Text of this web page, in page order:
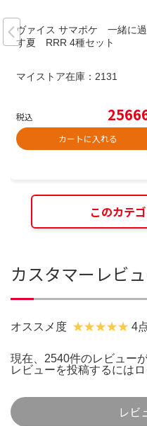
ヴァイス サマポケ 一緒に
す夏 RRR 4種セット
マイストア在庫： 2131
税込
カートに入れる
このカテ
カスタマーレビ
オススメ度 4
現在、2540件のレビュー
レビューを投稿するには
レビ